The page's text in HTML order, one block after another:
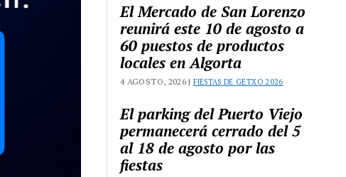
El Mercado de San Lorenzo
reunirá este 10 de agosto a
60 puestos de productos
locales en Algorta
4 AGOSTO, 2026 |FIESTAS DE GETXO 2026
El parking del Puerto Viejo
permanecerá cerrado del 5
al 18 de agosto por las
fiestas